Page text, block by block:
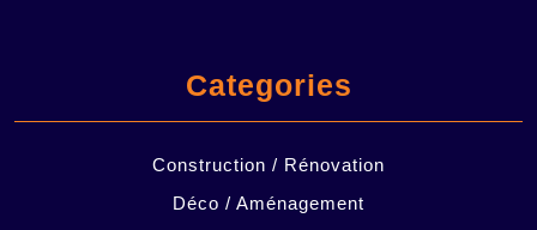
Categories
Construction / Rénovation
Déco / Aménagement